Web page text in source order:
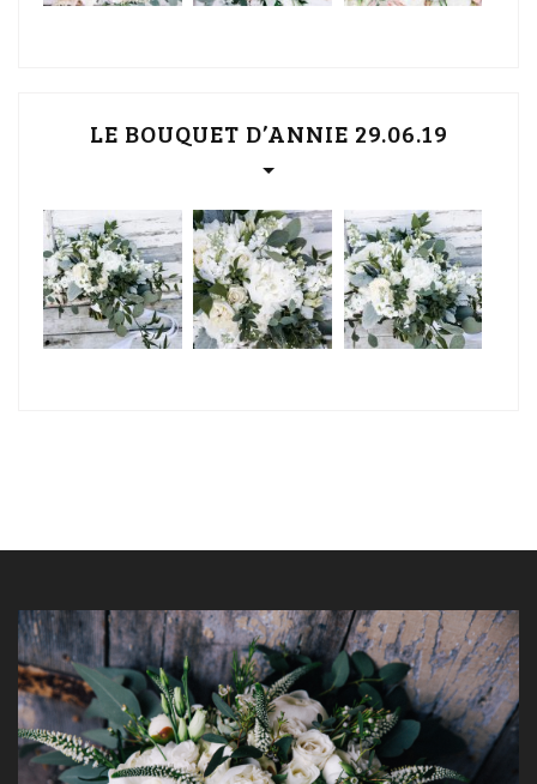
LE BOUQUET D’ANNIE 29.06.19